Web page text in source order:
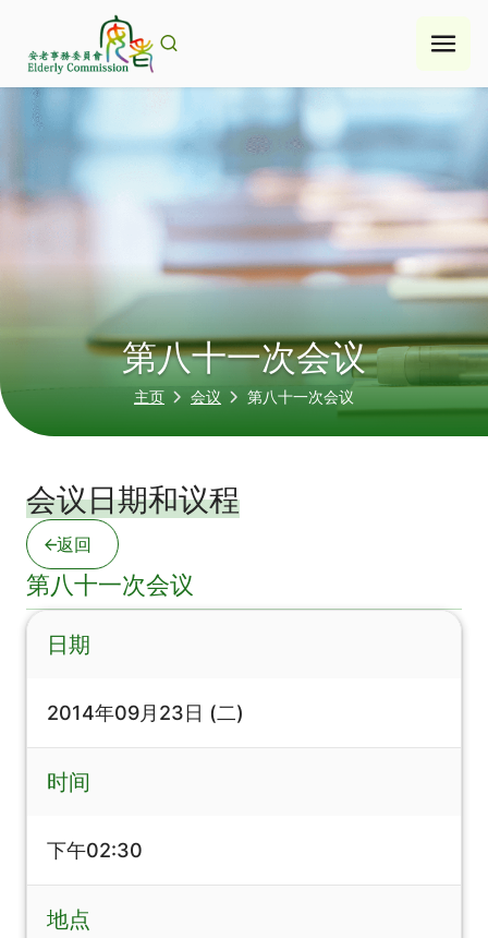
第八十一次会议
主页 会议 第八十一次会议
会议日期和议程
返回
第八十一次会议
日期
2014年09月23日 (二)
时间
下午02:30
地点